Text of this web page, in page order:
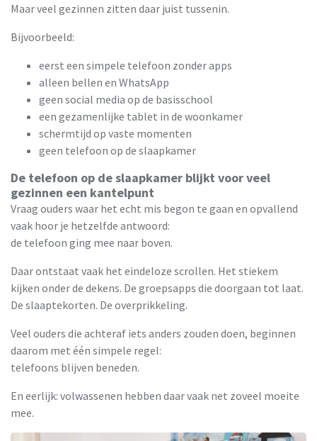
Maar veel gezinnen zitten daar juist tussenin.
Bijvoorbeeld:
eerst een simpele telefoon zonder apps
alleen bellen en WhatsApp
geen social media op de basisschool
een gezamenlijke tablet in de woonkamer
schermtijd op vaste momenten
geen telefoon op de slaapkamer
De telefoon op de slaapkamer blijkt voor veel
gezinnen een kantelpunt
Vraag ouders waar het echt mis begon te gaan en opvallend
vaak hoor je hetzelfde antwoord:
de telefoon ging mee naar boven.
Daar ontstaat vaak het eindeloze scrollen. Het stiekem
kijken onder de dekens. De groepsapps die doorgaan tot laat.
De slaaptekorten. De overprikkeling.
Veel ouders die achteraf iets anders zouden doen, beginnen
daarom met één simpele regel:
telefoons blijven beneden.
En eerlijk: volwassenen hebben daar vaak net zoveel moeite
mee.